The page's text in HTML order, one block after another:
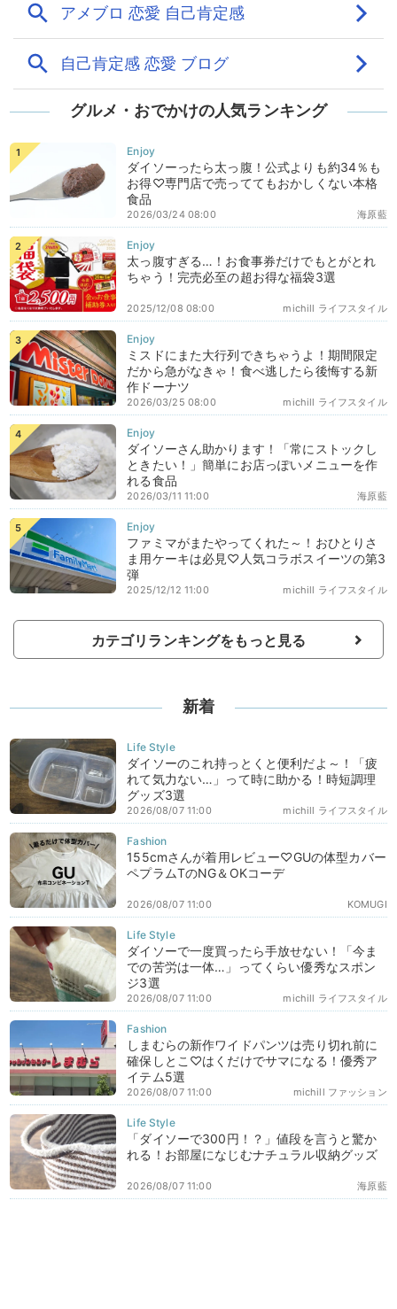
グルメ・おでかけの人気ランキング
ダイソーったら太っ腹！公式よりも約34％も
お得♡専門店で売っててもおかしくない本格
食品
海原藍
2026/03/24 08:00
太っ腹すぎる…！お食事券だけでもとがとれ
ちゃう！完売必至の超お得な福袋3選
michill ライフスタイル
2025/12/08 08:00
ミスドにまた大行列できちゃうよ！期間限定
だから急がなきゃ！食べ逃したら後悔する新
作ドーナツ
michill ライフスタイル
2026/03/25 08:00
ダイソーさん助かります！「常にストックし
ときたい！」簡単にお店っぽいメニューを作
れる食品
海原藍
2026/03/11 11:00
ファミマがまたやってくれた～！おひとりさ
ま用ケーキは必見♡人気コラボスイーツの第3
弾
michill ライフスタイル
2025/12/12 11:00
カテゴリランキングをもっと見る
新着
ダイソーのこれ持っとくと便利だよ～！「疲
れて気力ない…」って時に助かる！時短調理
グッズ3選
michill ライフスタイル
2026/08/07 11:00
155cmさんが着用レビュー♡GUの体型カバー
ペプラムTのNG＆OKコーデ
KOMUGI
2026/08/07 11:00
ダイソーで一度買ったら手放せない！「今ま
での苦労は一体…」ってくらい優秀なスポン
ジ3選
michill ライフスタイル
2026/08/07 11:00
しまむらの新作ワイドパンツは売り切れ前に
確保しとこ♡はくだけでサマになる！優秀ア
イテム5選
michill ファッション
2026/08/07 11:00
「ダイソーで300円！？」値段を言うと驚か
れる！お部屋になじむナチュラル収納グッズ
海原藍
2026/08/07 11:00